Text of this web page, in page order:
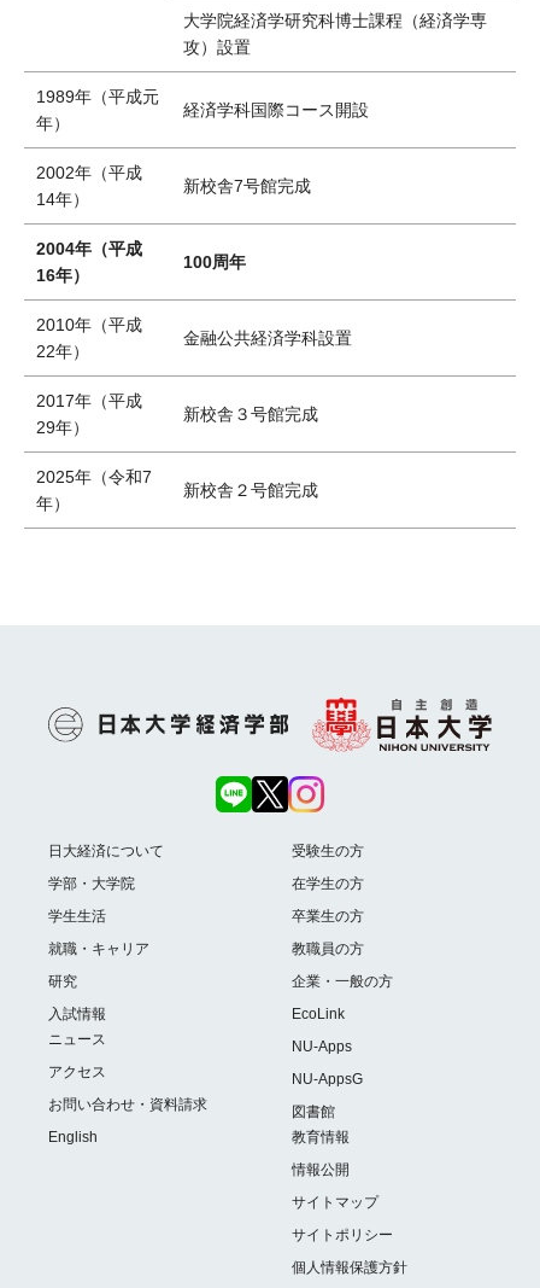
大学院経済学研究科博士課程（経済学専
攻）設置
1989年（平成元
年）
経済学科国際コース開設
2002年（平成
14年）
新校舎7号館完成
2004年（平成
16年）
100周年
2010年（平成
22年）
金融公共経済学科設置
2017年（平成
29年）
新校舎３号館完成
2025年（令和7
年）
新校舎２号館完成
日大経済について
学部・大学院
学生生活
就職・キャリア
研究
入試情報
ニュース
アクセス
お問い合わせ・資料請求
English
受験生の方
在学生の方
卒業生の方
教職員の方
企業・一般の方
EcoLink
NU-Apps
NU-AppsG
図書館
教育情報
情報公開
サイトマップ
サイトポリシー
個人情報保護方針